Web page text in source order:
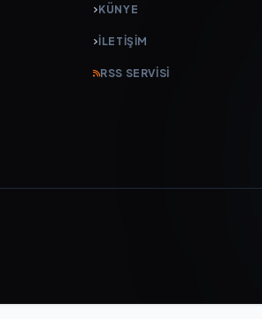
KÜNYE
İLETIŞIM
RSS SERVISI